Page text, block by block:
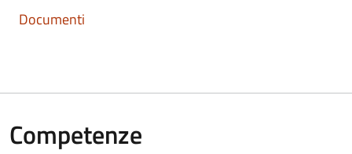
Documenti
Competenze